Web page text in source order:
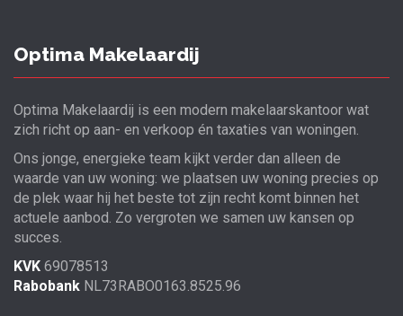
Optima Makelaardij
Optima Makelaardij is een modern makelaarskantoor wat
zich richt op aan- en verkoop én taxaties van woningen.
Ons jonge, energieke team kijkt verder dan alleen de
waarde van uw woning: we plaatsen uw woning precies op
de plek waar hij het beste tot zijn recht komt binnen het
actuele aanbod. Zo vergroten we samen uw kansen op
succes.
KVK 69078513
Rabobank NL73RABO0163.8525.96